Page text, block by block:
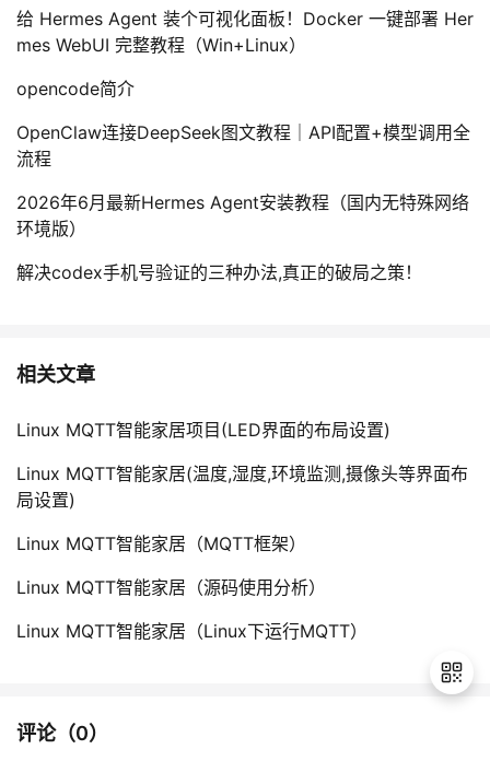
给 Hermes Agent 装个可视化面板！Docker 一键部署 Her
mes WebUI 完整教程（Win+Linux）
opencode简介
OpenClaw连接DeepSeek图文教程｜API配置+模型调用全
流程
2026年6月最新Hermes Agent安装教程（国内无特殊网络
环境版）
解决codex手机号验证的三种办法,真正的破局之策！
相关文章
Linux MQTT智能家居项目(LED界面的布局设置)
Linux MQTT智能家居(温度,湿度,环境监测,摄像头等界面布
局设置)
Linux MQTT智能家居（MQTT框架）
Linux MQTT智能家居（源码使用分析）
Linux MQTT智能家居（Linux下运行MQTT）
评论（0）